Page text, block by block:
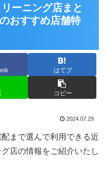
ーニング店まと
おすすめ店舗特
はてブ
コピー
2024.07.29
まで選んで利用できる近
店の情報をご紹介いたし